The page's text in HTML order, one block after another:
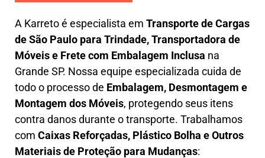
A Karretoé especialista em Transporte de Cargas
de São Paulo para Trindade,Transportadora de
Móveis e Frete com Embalagem Inclusa na
Grande SP. Nossa equipe especializada cuida de
todo o processo de Embalagem, Desmontagem e
Montagem dos Móveis, protegendo seus itens
contra danos durante o transporte. Trabalhamos
com Caixas Reforçadas, Plástico Bolha e Outros
Materiais de Proteção para Mudanças: